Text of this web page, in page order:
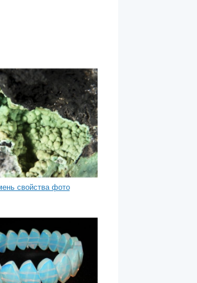
свойства фото